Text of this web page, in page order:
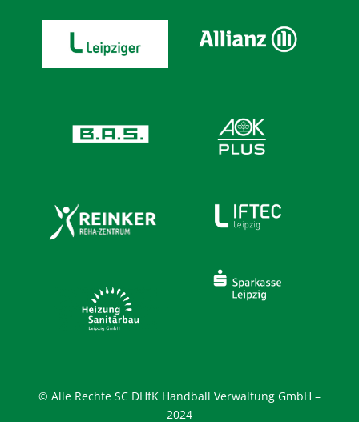
© Alle Rechte SC DHfK Handball Verwaltung GmbH –
2024